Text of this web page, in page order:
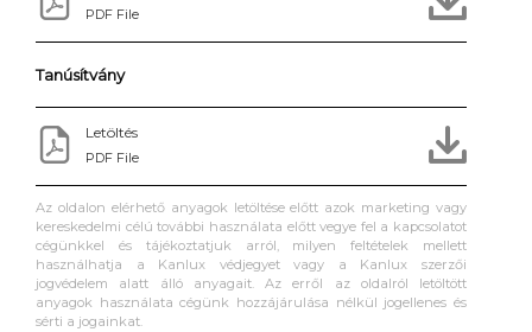
PDF File
Tanúsítvány
Letöltés
PDF File
Az oldalon elérhető anyagok letöltése előtt azok marketing vagy
kereskedelmi célú további használata előtt vegye fel a kapcsolatot
cégünkkel és tájékoztatjuk arról, milyen feltételek mellett
használhatja a Kanlux védjegyet vagy a Kanlux szerzői
jogvédelem alatt álló anyagait. Az erről az oldalról letöltött
anyagok használata cégünk hozzájárulása nélkül jogellenes és
sérti a jogainkat.